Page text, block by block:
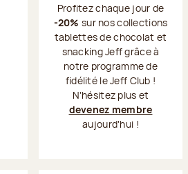
Profitez chaque jour de
-20% sur nos collections
tablettes de chocolat et
snacking Jeff grâce à
notre programme de
fidélité le Jeff Club !
N'hésitez plus et
devenez membre
aujourd'hui !